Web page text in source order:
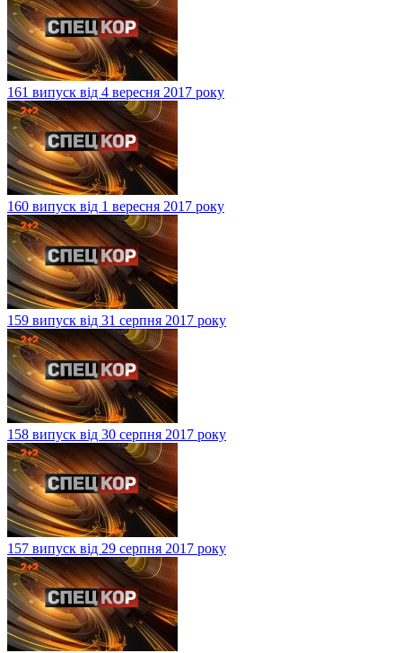
161 випуск від 4 вересня 2017 року
160 випуск від 1 вересня 2017 року
159 випуск від 31 серпня 2017 року
158 випуск від 30 серпня 2017 року
157 випуск від 29 серпня 2017 року